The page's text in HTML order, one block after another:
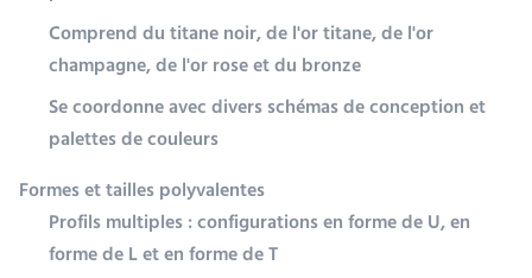
Comprend du titane noir, de l'or titane, de l'or
champagne, de l'or rose et du bronze
Se coordonne avec divers schémas de conception et
palettes de couleurs
Formes et tailles polyvalentes
Profils multiples : configurations en forme de U, en
forme de L et en forme de T